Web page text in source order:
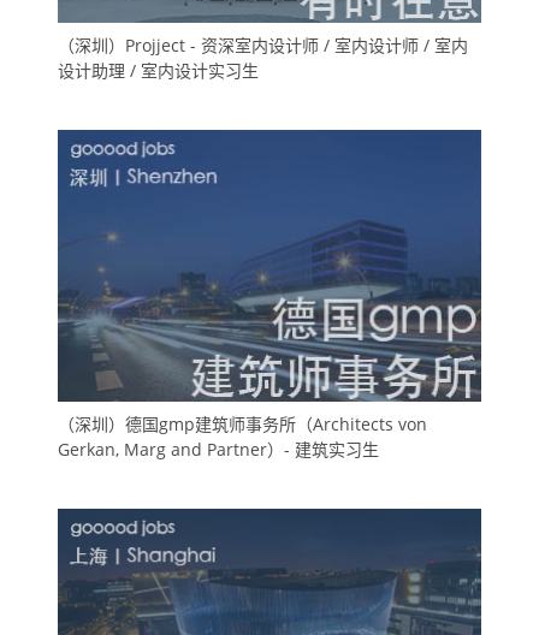
（深圳）Projject - 资深室内设计师 / 室内设计师 / 室内
设计助理 / 室内设计实习生
（深圳）德国gmp建筑师事务所（Architects von
Gerkan, Marg and Partner）- 建筑实习生